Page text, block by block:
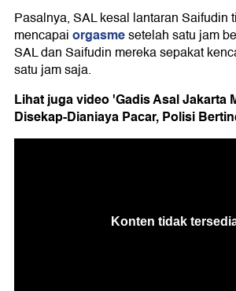
Pasalnya, SAL kesal lantaran Saifudin
mencapaiorgasmesetelah satu jam
SAL dan Saifudin mereka sepakat
satu jam saja.
Lihat juga video 'Gadis Asal Jakarta
Disekap-Dianiaya Pacar, Polisi